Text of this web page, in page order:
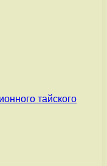
тайского